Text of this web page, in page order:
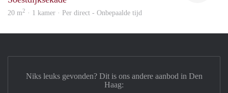
20 m2 · 1 kamer · Per direct - Onbepaalde tijd
Niks leuks gevonden? Dit is ons andere aanbod in Den
Haag: